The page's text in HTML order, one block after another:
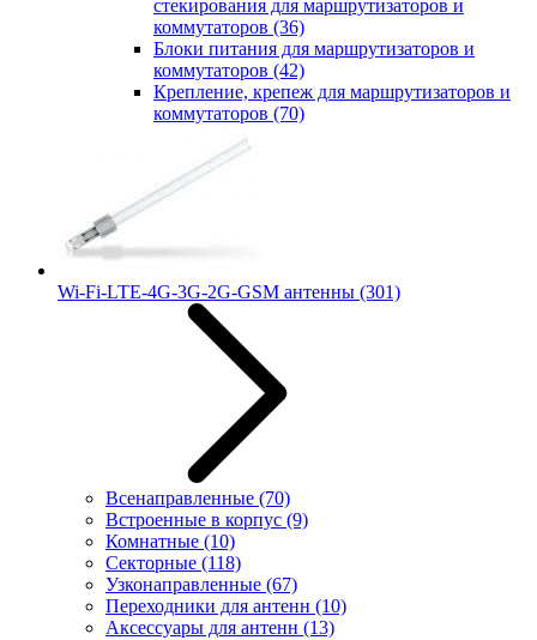
стекирования для маршрутизаторов и
коммутаторов (36)
Блоки питания для маршрутизаторов и
коммутаторов (42)
Крепление, крепеж для маршрутизаторов и
коммутаторов (70)
Wi-Fi-LTE-4G-3G-2G-GSM антенны (301)
Всенаправленные (70)
Встроенные в корпус (9)
Комнатные (10)
Секторные (118)
Узконаправленные (67)
Переходники для антенн (10)
Аксессуары для антенн (13)